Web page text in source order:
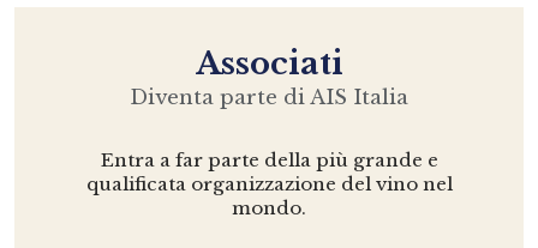
Associati
Diventa parte di AIS Italia
Entra a far parte della più grande e
qualificata organizzazione del vino nel
mondo.